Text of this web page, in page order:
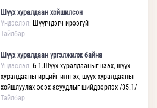
Шүүх хуралдаан хойшилсон
Үндэслэл: Шүүгчдэгч ирээгүй
Тайлбар:
Шүүх хуралдаан үргэлжилж байна
Үндэслэл: 6.1.Шүүх хуралдааныг нээх, шүүх
хуралдааны ирцийг илтгэх, шүүх хуралдааныг
хойшлуулах эсэх асуудлыг шийдвэрлэх /35.1/
Тайлбар: